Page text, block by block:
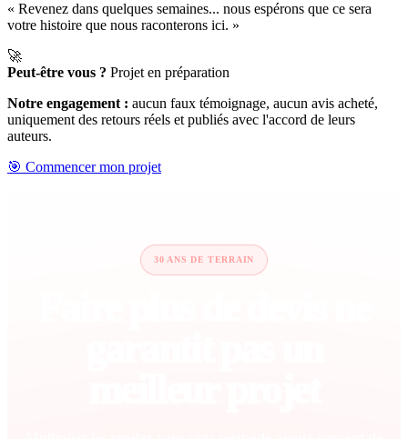
« Revenez dans quelques semaines... nous espérons que ce sera
votre histoire que nous raconterons ici. »
🚀
Peut-être vous ? Projet en préparation
Notre engagement : aucun faux témoignage, aucun avis acheté,
uniquement des retours réels et publiés avec l'accord de leurs
auteurs.
🎯 Commencer mon projet
30 ANS DE TERRAIN